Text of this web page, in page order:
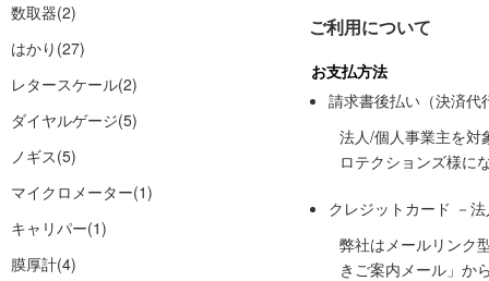
数取器(2)
はかり (27)
レタースケール(2)
ダイヤルゲージ(5)
ノギス(5)
マイクロメーター(1)
キャリパー(1)
膜厚計(4)
ご利用について
お支払方法
請求書後払い（決済代
法人/個人事業主を対
ロテクションズ様に
クレジットカード －
弊社はメールリンク
きご案内メール」か